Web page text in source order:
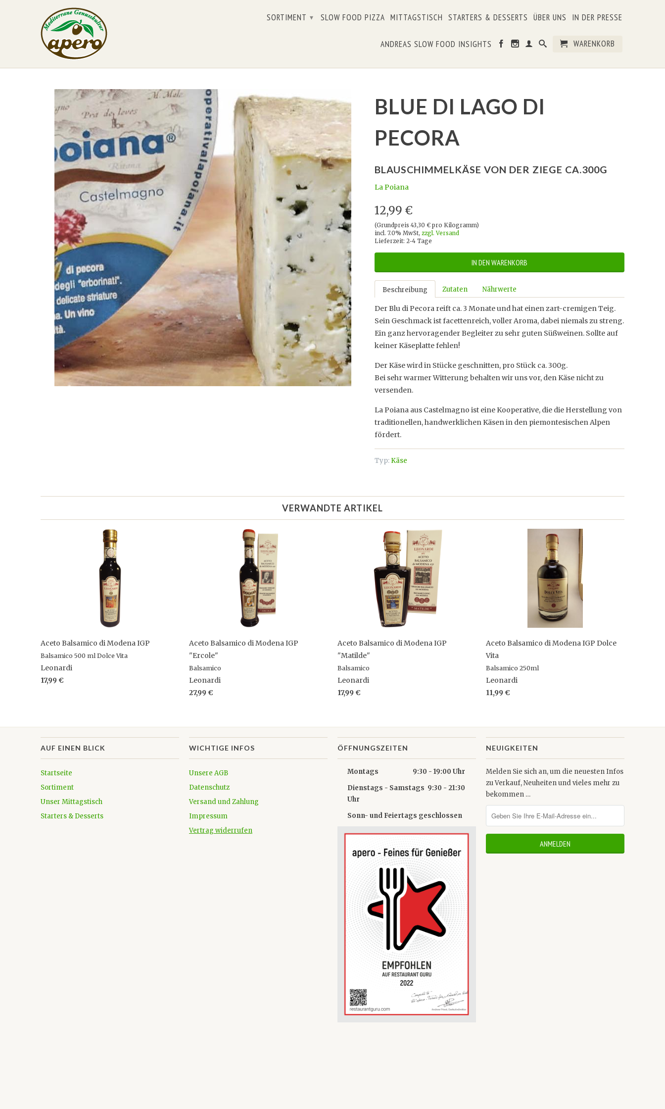
SORTIMENT ▾ SLOW FOOD PIZZA MITTAGSTISCH STARTERS & DESSERTS ÜBER UNS IN DER PRESSE
ANDREAS SLOW FOOD INSIGHTS WARENKORB
BLUE DI LAGO DI
PECORA
BLAUSCHIMMELKÄSE VON DER ZIEGE CA.300G
La Poiana
12,99 €
(Grundpreis 43,30 € pro Kilogramm)
incl. 7.0% MwSt, zzgl. Versand
Lieferzeit: 2-4 Tage
IN DEN WARENKORB
Beschreibung Zutaten Nährwerte
Der Blu di Pecora reift ca. 3 Monate und hat einen zart-cremigen Teig.
Sein Geschmack ist facettenreich, voller Aroma, dabei niemals zu streng.
Ein ganz hervoragender Begleiter zu sehr guten Süßweinen. Sollte auf
keiner Käseplatte fehlen!
Der Käse wird in Stücke geschnitten, pro Stück ca. 300g.
Bei sehr warmer Witterung behalten wir uns vor, den Käse nicht zu
versenden.
La Poiana aus Castelmagno ist eine Kooperative, die die Herstellung von
traditionellen, handwerklichen Käsen in den piemontesischen Alpen
fördert.
Typ: Käse
VERWANDTE ARTIKEL
Aceto Balsamico di Modena IGP
Balsamico 500 ml Dolce Vita
Leonardi
17,99 €
Aceto Balsamico di Modena IGP
"Ercole"
Balsamico
Leonardi
27,99 €
Aceto Balsamico di Modena IGP
"Matilde"
Balsamico
Leonardi
17,99 €
Aceto Balsamico di Modena IGP Dolce
Vita
Balsamico 250ml
Leonardi
11,99 €
AUF EINEN BLICK
Startseite
Sortiment
Unser Mittagstisch
Starters & Desserts
WICHTIGE INFOS
Unsere AGB
Datenschutz
Versand und Zahlung
Impressum
Vertrag widerrufen
ÖFFNUNGSZEITEN
Montags 9:30 - 19:00 Uhr
Dienstags - Samstags 9:30 - 21:30
Uhr
Sonn- und Feiertags geschlossen
NEUIGKEITEN
Melden Sie sich an, um die neuesten Infos
zu Verkauf, Neuheiten und vieles mehr zu
bekommen …